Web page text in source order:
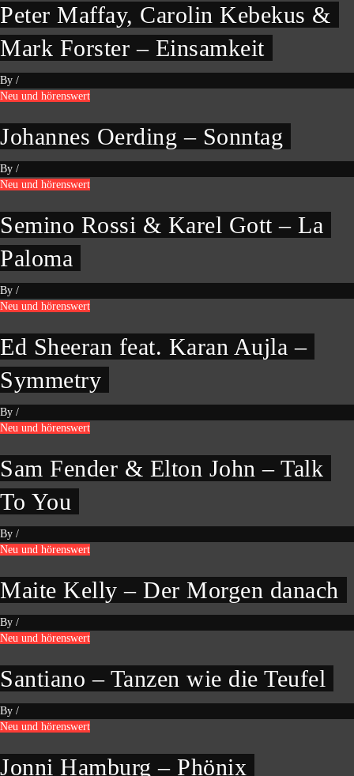
Peter Maffay, Carolin Kebekus &
Mark Forster – Einsamkeit
By /
Neu und hörenswert
Johannes Oerding – Sonntag
By /
Neu und hörenswert
Semino Rossi & Karel Gott – La
Paloma
By /
Neu und hörenswert
Ed Sheeran feat. Karan Aujla –
Symmetry
By /
Neu und hörenswert
Sam Fender & Elton John – Talk
To You
By /
Neu und hörenswert
Maite Kelly – Der Morgen danach
By /
Neu und hörenswert
Santiano – Tanzen wie die Teufel
By /
Neu und hörenswert
Jonni Hamburg – Phönix